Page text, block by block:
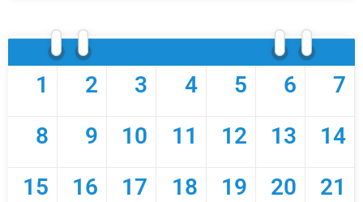
1 2 3 4 5 6
7
8
9 10 11 12 13
14
15
16 17 18 19 20
21